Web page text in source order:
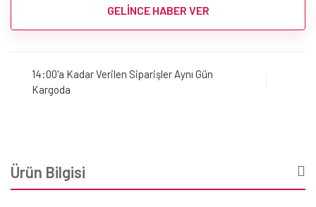
GELİNCE HABER VER
14:00'a Kadar Verilen Siparişler Aynı Gün
Kargoda
Ürün Bilgisi